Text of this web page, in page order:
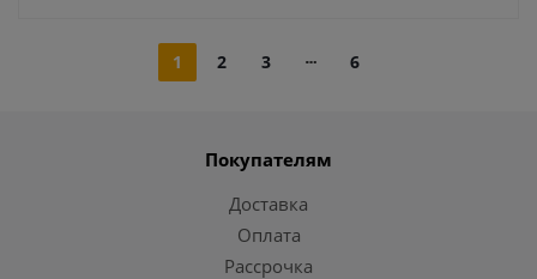
1 2 3 6
Покупателям
Доставка
Оплата
Рассрочка